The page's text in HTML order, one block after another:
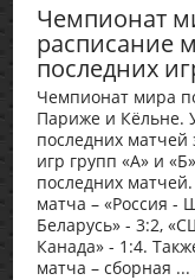
Чемпионат
расписание
последних
Чемпионат мира
Париже и Кёльне.
последних матчей
игр групп «А» и
последних
матча – «Россия -
Беларусь» - 3:2,
Канада» - 1:4.
матча – сборная ...